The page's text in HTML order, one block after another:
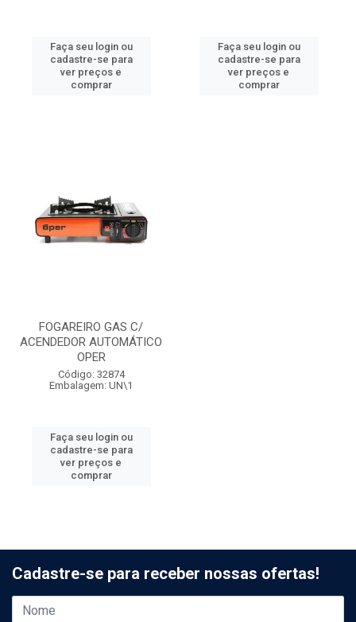
Faça seu login ou
cadastre-se para
ver preços e
comprar
Faça seu login ou
cadastre-se para
ver preços e
comprar
FOGAREIRO GAS C/
ACENDEDOR AUTOMÁTICO
OPER
Código: 32874
Embalagem: UN\1
Faça seu login ou
cadastre-se para
ver preços e
comprar
Cadastre-se para receber nossas ofertas!